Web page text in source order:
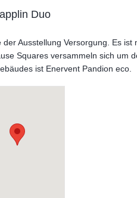
Duo
Ausstellung Versorgung. Es
Squares versammeln sich um
ist Enervent Pandion eco.